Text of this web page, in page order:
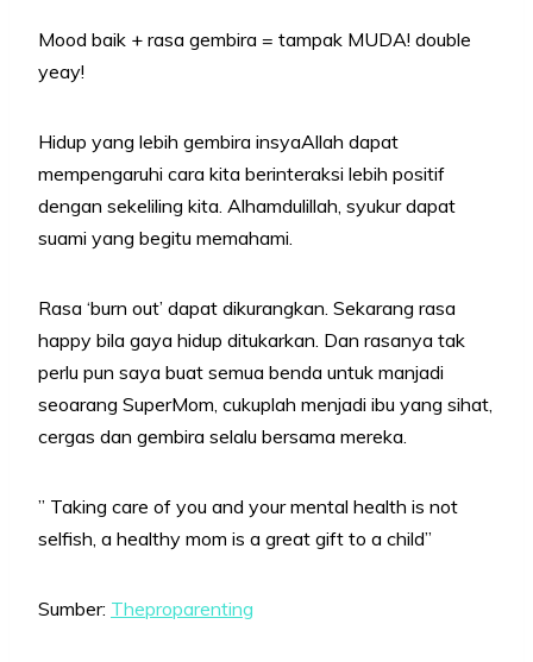
Mood baik + rasa gembira = tampak MUDA! double
yeay!
Hidup yang lebih gembira insyaAllah dapat
mempengaruhi cara kita berinteraksi lebih positif
dengan sekeliling kita. Alhamdulillah, syukur dapat
suami yang begitu memahami.
Rasa ‘burn out’ dapat dikurangkan. Sekarang rasa
happy bila gaya hidup ditukarkan. Dan rasanya tak
perlu pun saya buat semua benda untuk manjadi
seoarang SuperMom, cukuplah menjadi ibu yang sihat,
cergas dan gembira selalu bersama mereka.
” Taking care of you and your mental health is not
selfish, a healthy mom is a great gift to a child”
Sumber: Theproparenting